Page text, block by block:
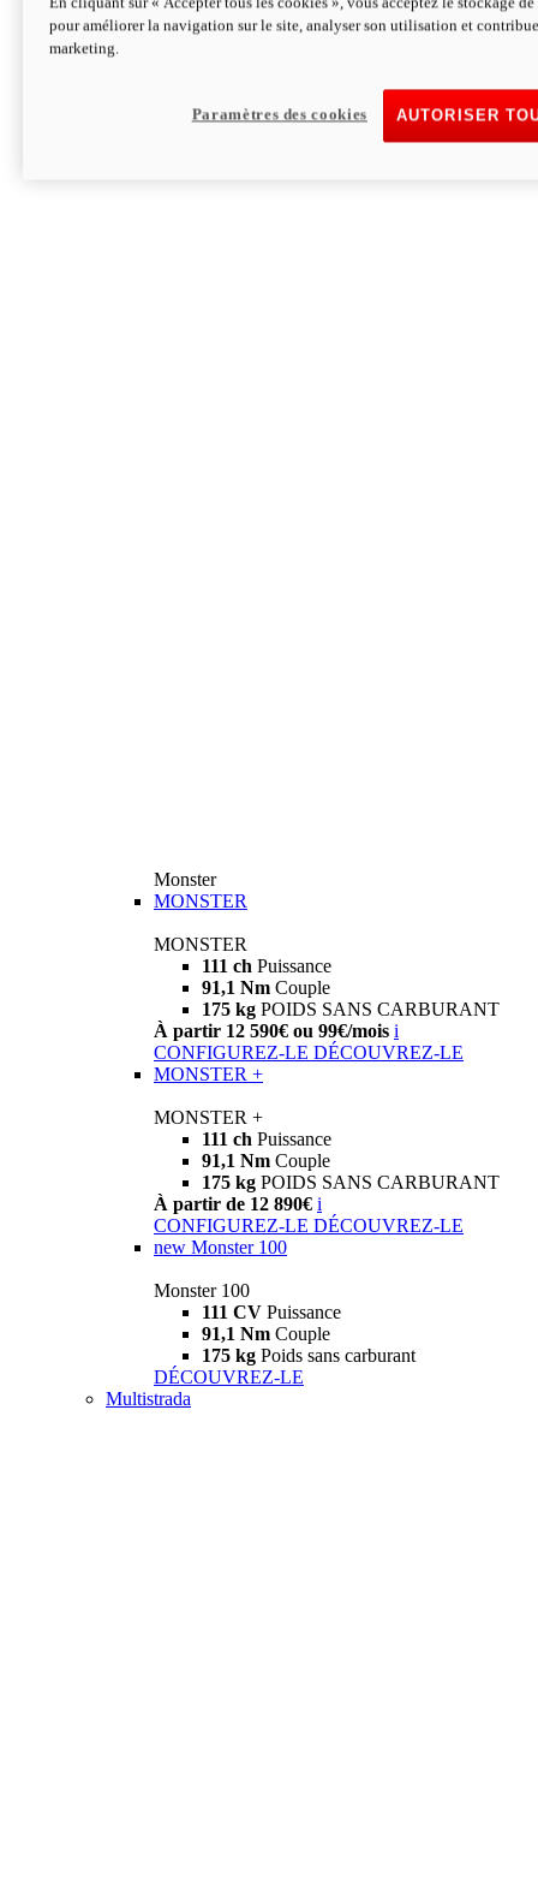
Hypermotard V2 SP 100
Découvrez-le
Monster
MONSTER
MONSTER
111 ch Puissance
91,1 Nm Couple
175 kg POIDS SANS CARBURANT
À partir 12 590€ ou 99€/mois i
CONFIGUREZ-LE DÉCOUVREZ-LE
MONSTER +
MONSTER +
111 ch Puissance
91,1 Nm Couple
175 kg POIDS SANS CARBURANT
À partir de 12 890€ i
CONFIGUREZ-LE DÉCOUVREZ-LE
new Monster 100
Monster 100
111 CV Puissance
91,1 Nm Couple
175 kg Poids sans carburant
DÉCOUVREZ-LE
Multistrada
pour améliorer la navigation sur le site, analyser son utilisation et
marketing.
AUTORISER
Paramètres des cookies